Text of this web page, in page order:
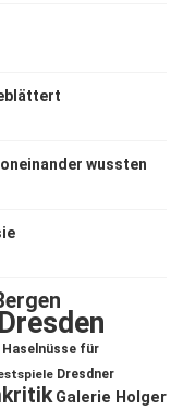
wussten
Haselnüsse für
Dresdner
Galerie Holger